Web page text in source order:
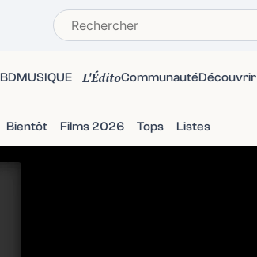
BDMUSIQUE L'ÉditoCommunautéDécouvrir
Bientôt Films 2026 Tops Listes